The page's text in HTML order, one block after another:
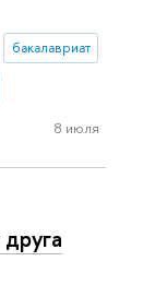
бакалавриат
8 июля